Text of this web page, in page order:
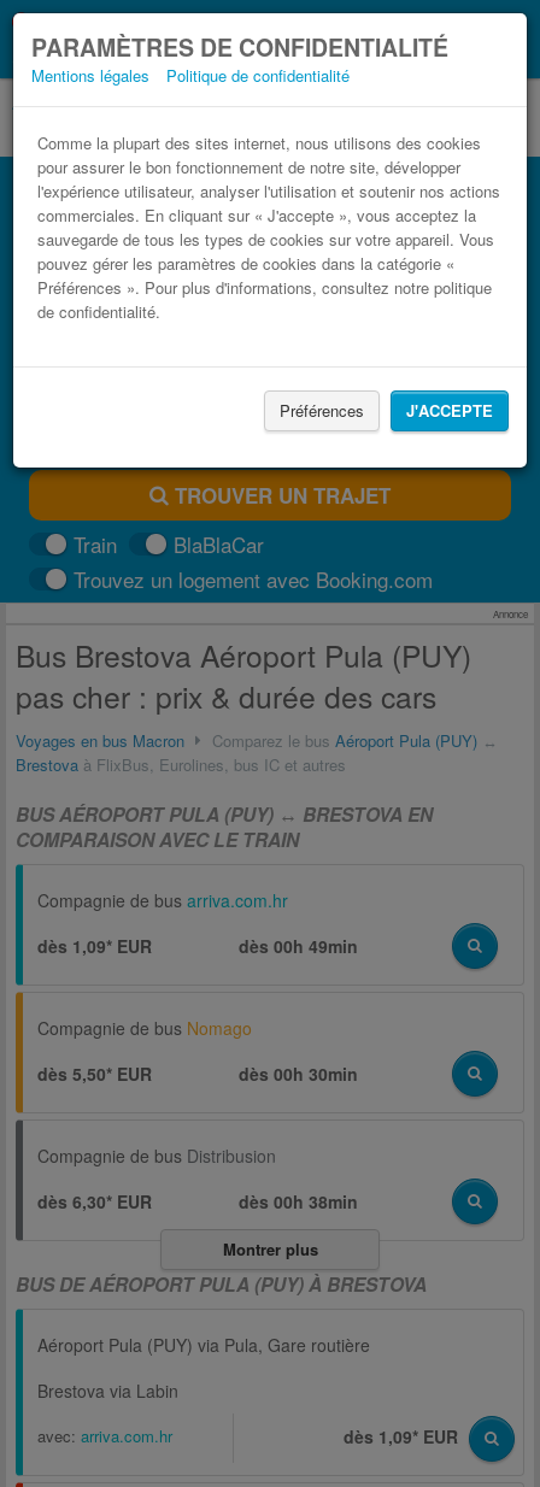
PARAMÈTRES DE CONFIDENTIALITÉ
Mentions légales Politique de confidentialité
Comme la plupart des sites internet, nous utilisons des cookies
pour assurer le bon fonctionnement de notre site, développer
l'expérience utilisateur, analyser l'utilisation et soutenir nos actions
commerciales. En cliquant sur « J'accepte », vous acceptez la
sauvegarde de tous les types de cookies sur votre appareil. Vous
pouvez gérer les paramètres de cookies dans la catégorie «
Préférences ». Pour plus d'informations, consultez notre politique
de confidentialité.
Préférences J'ACCEPTE
Coronavirus (COVID-19):Ce que vous devez
savoir, lorsque vous voyagez
Bus Aéroport Pula (PUY) Brestova pas
cher
Trouvez votre billet de bus moins cher
TROUVER UN TRAJET
Train
BlaBlaCar
Trouvez un logement avec Booking.com
Annonce
Bus Brestova Aéroport Pula (PUY)
pas cher : prix & durée des cars
Voyages en bus Macron Comparez le bus Aéroport Pula (PUY) ↔
Brestova à FlixBus, Eurolines, bus IC et autres
BUS AÉROPORT PULA (PUY) ↔ BRESTOVA EN
COMPARAISON AVEC LE TRAIN
Compagnie de bus arriva.com.hr
dès 1,09* EUR
dès00h 49min
Compagnie de bus Nomago
dès 5,50* EUR
dès00h 30min
Compagnie de bus Distribusion
dès 6,30* EUR
dès00h 38min
Montrer plus
BUS DE AÉROPORT PULA (PUY) À BRESTOVA
Aéroport Pula (PUY) via Pula, Gare routière
Brestova via Labin
avec: arriva.com.hr dès 1,09* EUR